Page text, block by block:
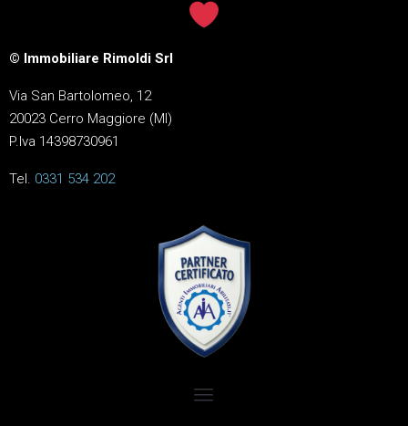
© Immobiliare Rimoldi Srl
Via San Bartolomeo, 12
20023 Cerro Maggiore (MI)
P.Iva 14398730961
Tel. 0331 534 202